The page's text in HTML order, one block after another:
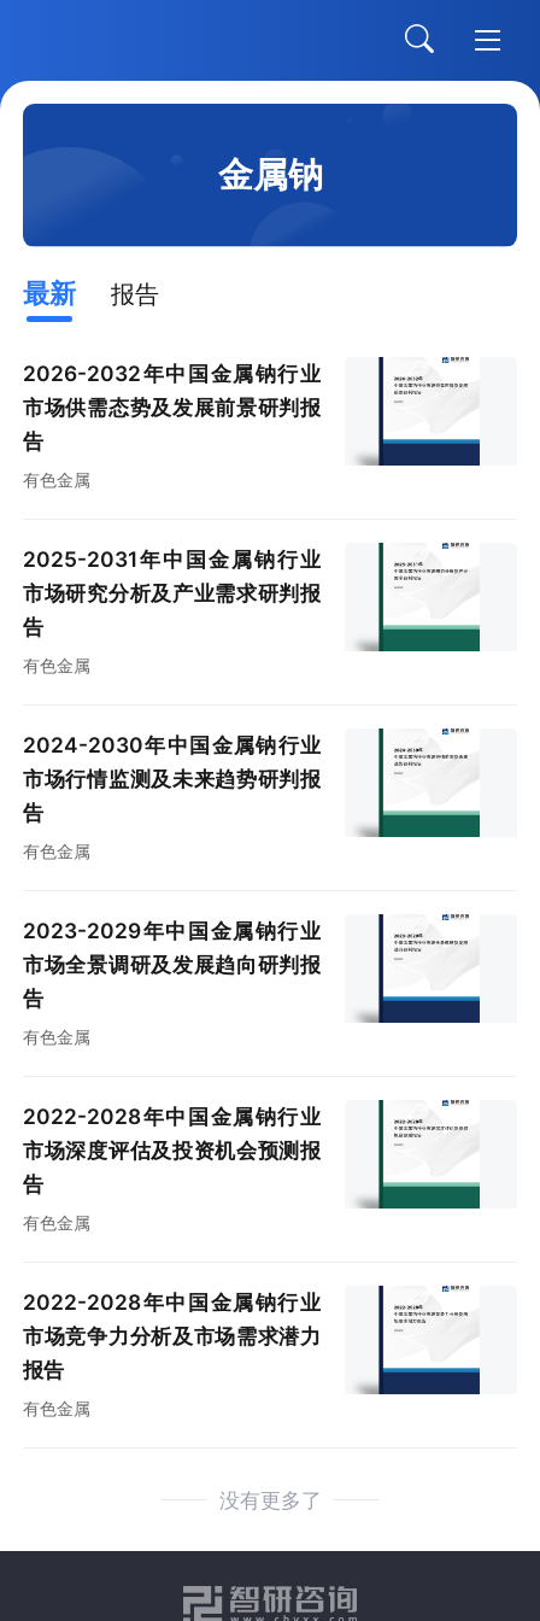
金属钠
最新 报告
2026-2032年中国金属钠行业
市场供需态势及发展前景研判报
告
有色金属
2025-2031年中国金属钠行业
市场研究分析及产业需求研判报
告
有色金属
2024-2030年中国金属钠行业
市场行情监测及未来趋势研判报
告
有色金属
2023-2029年中国金属钠行业
市场全景调研及发展趋向研判报
告
有色金属
2022-2028年中国金属钠行业
市场深度评估及投资机会预测报
告
有色金属
2022-2028年中国金属钠行业
市场竞争力分析及市场需求潜力
报告
有色金属
没有更多了